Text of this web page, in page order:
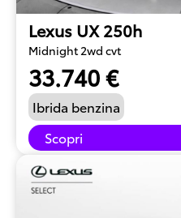
Lexus UX 250h
Midnight 2wd cvt
33.740 €
Ibrida benzina
Scopri